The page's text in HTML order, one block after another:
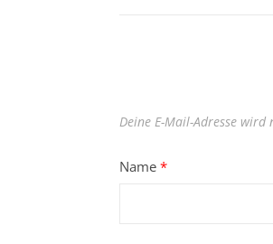
Deine E-Mail-Adresse
Name *